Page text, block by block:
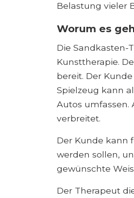
Belastung vieler
Worum es
Die Sandkasten-
Kunsttherapie.
bereit. Der
Spielzeug kann
Autos umfassen.
verbreitet.
Der Kunde kann
werden sollen,
gewünschte
Der Therapeut